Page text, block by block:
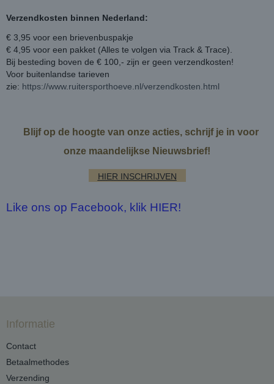
Verzendkosten binnen Nederland:
€ 3,95 voor een brievenbuspakje
€ 4,95 voor een pakket (Alles te volgen via Track & Trace).
Bij besteding boven de € 100,- zijn er geen verzendkosten!
Voor buitenlandse tarieven
zie: https://www.ruitersporthoeve.nl/verzendkosten.html
Blijf op de hoogte van onze acties, schrijf je in voor
onze maandelijkse Nieuwsbrief!
HIER INSCHRIJVEN
Like ons op Facebook, klik HIER!
Informatie
Contact
Betaalmethodes
Verzending